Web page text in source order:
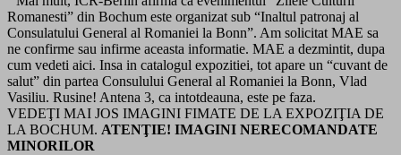
Romanesti” din Bochum este organizat sub “Inaltul patronaj al
Consulatului General al Romaniei la Bonn”. Am solicitat MAE sa
ne confirme sau infirme aceasta informatie. MAE a dezmintit, dupa
cum vedeti aici. Insa in catalogul expozitiei, tot apare un “cuvant de
salut” din partea Consulului General al Romaniei la Bonn, Vlad
Vasiliu. Rusine! Antena 3, ca intotdeauna, este pe faza.
VEDEŢI MAI JOS IMAGINI FIMATE DE LA EXPOZIŢIA DE
LA BOCHUM. ATENŢIE! IMAGINI NERECOMANDATE
MINORILOR